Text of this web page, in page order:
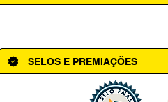
SELOS E PREMIAÇÕES